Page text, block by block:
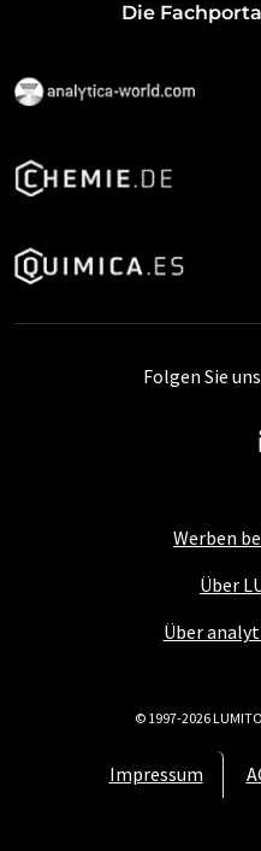
Die
Werben
Über
Über
Impressum
Folgen Sie
© 1997-2026